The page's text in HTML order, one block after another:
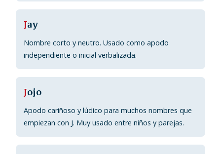
Jay
Nombre corto y neutro. Usado como apodo
independiente o inicial verbalizada.
Jojo
Apodo cariñoso y lúdico para muchos nombres que
empiezan con J. Muy usado entre niños y parejas.